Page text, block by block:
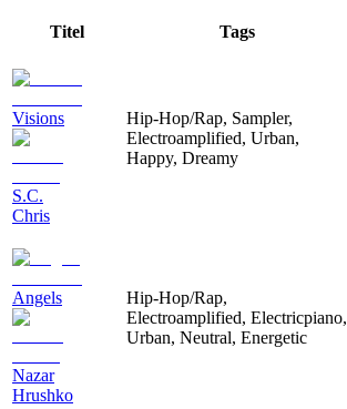
Titel Tags
Visions
S.C.
Chris
Hip-Hop/Rap, Sampler,
Electroamplified, Urban,
Happy, Dreamy
Angels
Nazar
Hrushko
Hip-Hop/Rap,
Electroamplified, Electricpiano,
Urban, Neutral, Energetic